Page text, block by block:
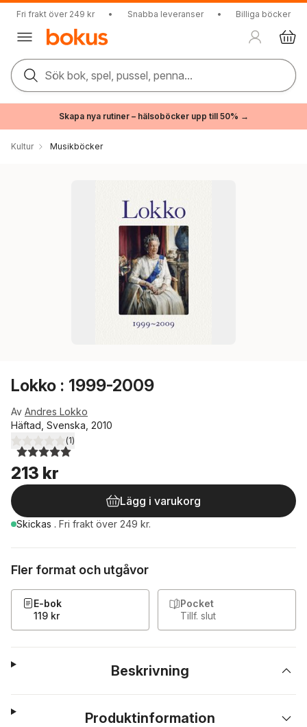
Fri frakt över 249 kr • Snabba leveranser • Billiga böcker
Sök bok, spel, pussel, penna...
Skapa nya rutiner – hälsoböcker upp till 50% →
Kultur Musikböcker
Lokko : 1999-2009
Av Andres Lokko
Häftad, Svenska, 2010
5,0utav 5 stjärnor. Totalt antal röster:
(1)
213 kr
Lägg i varukorg
Skickas . Fri frakt över 249 kr.
Fler format och utgåvor
E-bok
119 kr
Pocket
Tillf. slut
Beskrivning
Produktinformation